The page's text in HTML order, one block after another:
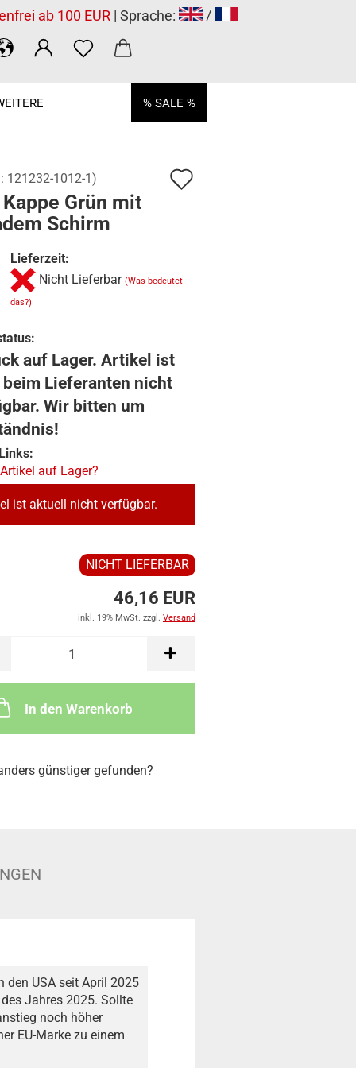
ab 100 EUR | Sprache: /
% SALE %
121232-1012-1)
Kappe Grün mit
Schirm
Lieferzeit:
Nicht Lieferbar (Was bedeutet
das?)
auf Lager. Artikel ist
beim Lieferanten nicht
Wir bitten um
auf Lager?
ist aktuell nicht verfügbar.
NICHT LIEFERBAR
46,16 EUR
inkl. 19% MwSt. zzgl. Versand
In den Warenkorb
günstiger gefunden?
den USA seit April 2025
Jahres 2025. Sollte
noch höher
EU-Marke zu einem